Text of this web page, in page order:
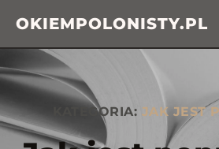
OKIEMPOLONISTY.PL
KATEGORIA: JAK JEST